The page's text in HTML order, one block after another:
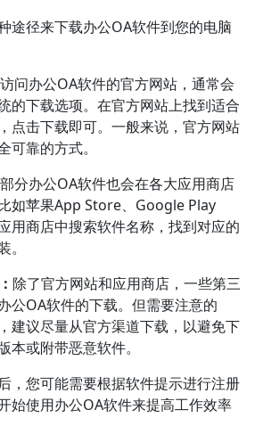
途径来下载办公OA软件到您的电脑
访问办公OA软件的官方网站，通常会
的下载选项。在官方网站上找到适合
点击下载即可。一般来说，官方网站
可靠的方式。
部分办公OA软件也会在各大应用商店
如苹果App Store、Google Play
用商店中搜索软件名称，找到对应的
除了官方网站和应用商店，一些第三
公OA软件的下载。但需要注意的
建议尽量从官方渠道下载，以避免下
本或附带恶意软件。
，您可能需要根据软件提示进行注册
始使用办公OA软件来提高工作效率